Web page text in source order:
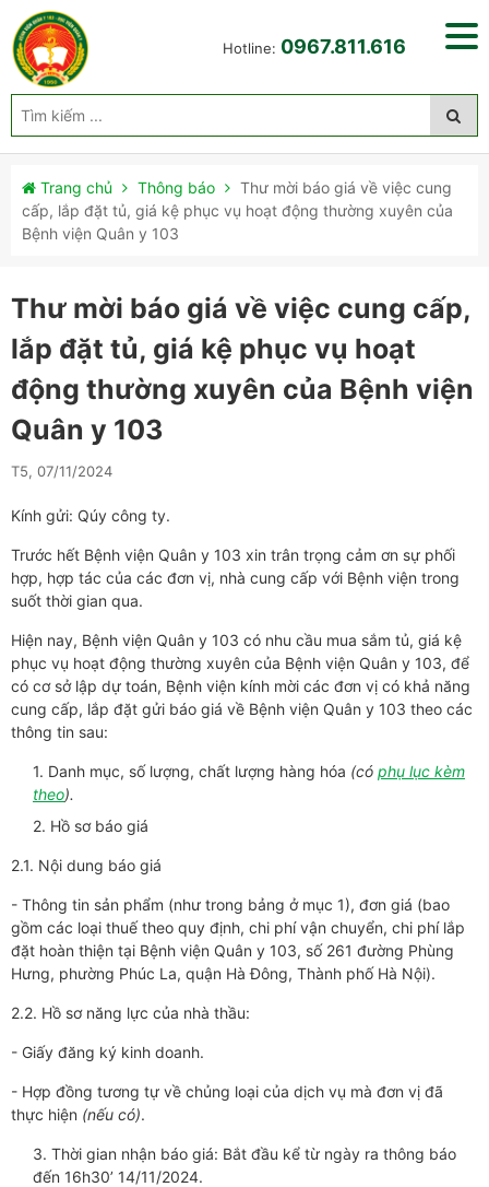
Hotline: 0967.811.616
Trang chủ Thông báo
Thư mời báo giá về việc cung
cấp, lắp đặt tủ, giá kệ phục vụ hoạt động thường xuyên của
Bệnh viện Quân y 103
Thư mời báo giá về việc cung cấp,
lắp đặt tủ, giá kệ phục vụ hoạt
động thường xuyên của Bệnh viện
Quân y 103
T5, 07/11/2024
Kính gửi: Qúy công ty.
Trước hết Bệnh viện Quân y 103 xin trân trọng cảm ơn sự phối
hợp, hợp tác của các đơn vị, nhà cung cấp với Bệnh viện trong
suốt thời gian qua.
Hiện nay, Bệnh viện Quân y 103 có nhu cầu mua sắm tủ, giá kệ
phục vụ hoạt động thường xuyên của Bệnh viện Quân y 103, để
có cơ sở lập dự toán, Bệnh viện kính mời các đơn vị có khả năng
cung cấp, lắp đặt gửi báo giá về Bệnh viện Quân y 103 theo các
thông tin sau:
1. Danh mục, số lượng, chất lượng hàng hóa (có phụ lục kèm
theo).
2. Hồ sơ báo giá
2.1. Nội dung báo giá
- Thông tin sản phẩm (như trong bảng ở mục 1), đơn giá (bao
gồm các loại thuế theo quy định, chi phí vận chuyển, chi phí lắp
đặt hoàn thiện tại Bệnh viện Quân y 103, số 261 đường Phùng
Hưng, phường Phúc La, quận Hà Đông, Thành phố Hà Nội).
2.2. Hồ sơ năng lực của nhà thầu:
- Giấy đăng ký kinh doanh.
- Hợp đồng tương tự về chủng loại của dịch vụ mà đơn vị đã
thực hiện (nếu có).
3. Thời gian nhận báo giá: Bắt đầu kể từ ngày ra thông báo
đến 16h30’ 14/11/2024.